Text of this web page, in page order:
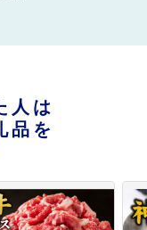
人は
品を